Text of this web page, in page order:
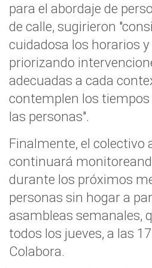
para el abordaje de
de calle, sugirieron
cuidadosa los horarios
priorizando
adecuadas a cada
contemplen los tiempos
las personas".
Finalmente, el colectivo
continuará
durante los próximos
personas sin hogar a
asambleas semanales,
todos los jueves, a las
Colabora.